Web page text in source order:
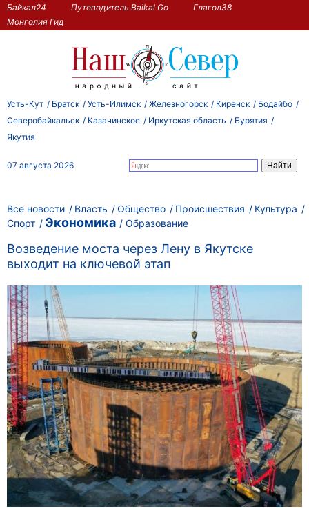
Байкал24 Путеводитель Baikal Go
Глагол38
Монголия Гид
Усть-Кут Братск Усть-Илимск Железногорск Киренск
Бодайбо
Северобайкальск
Казачинское Иркутская область
Бурятия
Якутия
07 августа 2026
Все новости Власть Общество Происшествия
Культура
Спорт
Экономика Образование
Возведение моста через Лену в Якутске
выходит на ключевой этап